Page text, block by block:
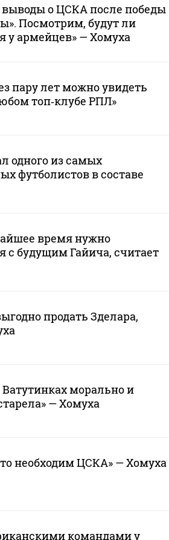
выводы о ЦСКА после победы
Посмотрим, будут ли
у армейцев» — Хомуха
пару лет можно увидеть
топ‑клубе РПЛ»
одного из самых
футболистов в составе
время нужно
с будущим Гайича, считает
продать Зделара,
морально и
— Хомуха
необходим ЦСКА» — Хомуха
командами у